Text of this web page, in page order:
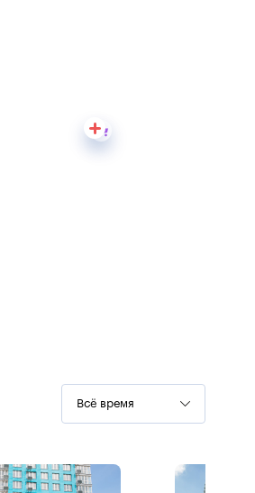
Всё время